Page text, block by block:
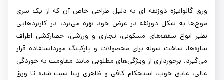
ورق گالوانیزه ذوزنقه ای به دلیل طراحی خاص آن که از یک سری
موج‌ها به شکل ذوزنقه در عرض خود بهره می‌برد، در کاربردهایی
نظیر انواع سقف‌های مسکونی، تجاری و ورزشی، حصارکشی اطراف
سازه‌ها، ساخت سوله برای محصولات و پارکینگ مورداستفاده قرار
می‌گیرد. برخورداری از ویژگی‌های مطلوبی مانند مقاومت به خوردگی
عالی، عایق خوب، استحکام کافی و ظاهری زیبا سبب شده تا ورق